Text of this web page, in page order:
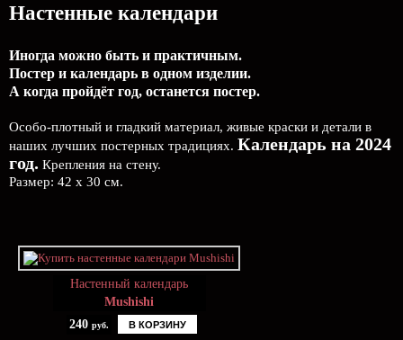
Настенные календари
Иногда можно быть и практичным.
Постер и календарь в одном изделии.
А когда пройдёт год, останется постер.
Особо-плотный и гладкий материал, живые краски и детали в
наших лучших постерных традициях. Календарь на 2024
год. Крепления на стену.
Размер: 42 х 30 см.
Настенный календарь
Mushishi
240 руб. В КОРЗИНУ